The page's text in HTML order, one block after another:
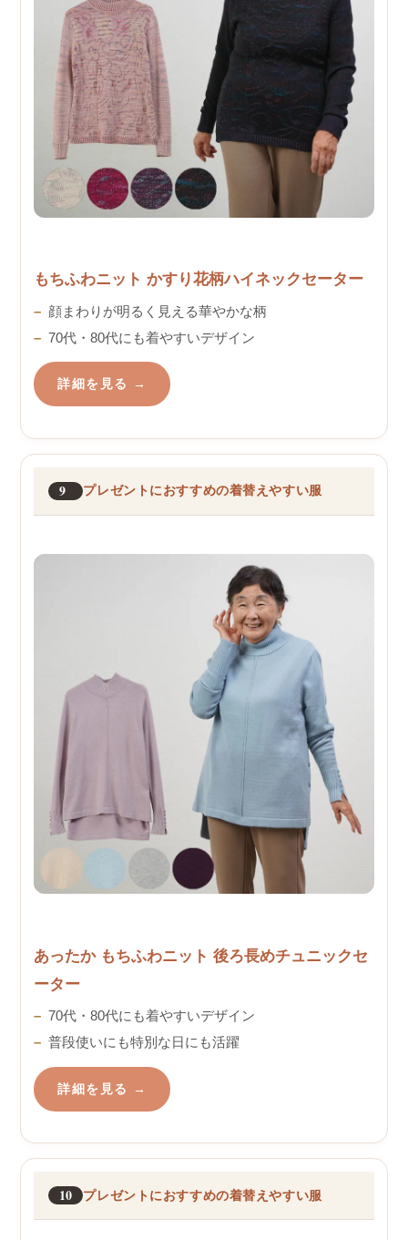
もちふわニット かすり花柄ハイネックセーター
顔まわりが明るく見える華やかな柄
70代・80代にも着やすいデザイン
詳細を見る →
9 プレゼントにおすすめの着替えやすい服
あったか もちふわニット 後ろ長めチュニックセ
ーター
70代・80代にも着やすいデザイン
普段使いにも特別な日にも活躍
詳細を見る →
10 プレゼントにおすすめの着替えやすい服